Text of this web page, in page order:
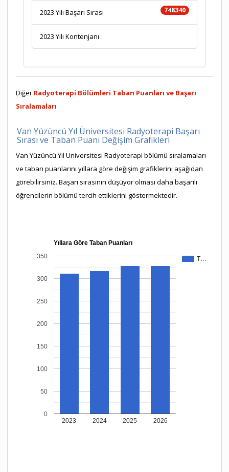
748340
2023 Yılı Başarı Sırası
2023 Yılı Kontenjanı
Diğer Radyoterapi Bölümleri Taban Puanları ve Başarı
Sıralamaları
Van Yüzüncü Yıl Üniversitesi Radyoterapi Başarı
Sırası ve Taban Puanı Değişim Grafikleri
Van Yüzüncü Yıl Üniversitesi Radyoterapi bölümü sıralamaları
ve taban puanlarını yıllara göre değişim grafiklerini aşağıdan
görebilirsiniz. Başarı sırasının düşüyor olması daha başarılı
öğrencilerin bölümü tercih ettiklerini göstermektedir.
Yıllara Göre Taban Puanları
T…
2023 2024 2025 2026
0
50
100
150
200
250
300
350